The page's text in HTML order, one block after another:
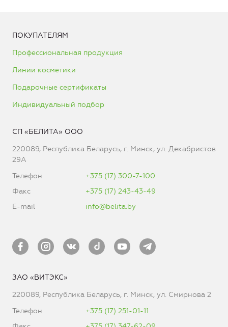
ПОКУПАТЕЛЯМ
Профессиональная продукция
Линии косметики
Подарочные сертификаты
Индивидуальный подбор
СП «БЕЛИТА» ООО
220089, Республика Беларусь, г. Минск, ул. Декабристов
29А
Телефон
+375 (17) 300-7-100
Факс
+375 (17) 243-43-49
E-mail
info@belita.by
ЗАО «ВИТЭКС»
220089, Республика Беларусь, г. Минск, ул. Смирнова 2
Телефон
+375 (17) 251-01-11